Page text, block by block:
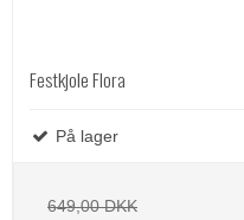
Festkjole Flora
På lager
649,00 DKK